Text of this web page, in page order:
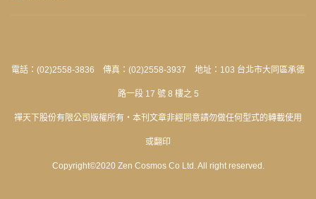
電話：(02)2558-3836 傳真：(02)2558-3937 地址：103 台北市大同區承德
路一段 17 號 8 樓之 5
禪天下股份有限公司版權所有‧本刊文章非經同意請勿做任何型式的轉載使用
或翻印
Copyright©2020 Zen Cosmos Co Ltd. All right reserved.